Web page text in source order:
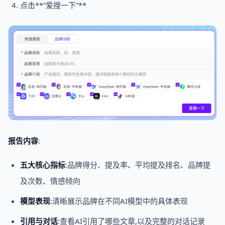
点击**“爱搜一下”**
报告内容:
五大核心指标:品牌得分、提及率、平均提及排名、品牌提
及次数、情感倾向
模型表现:清晰展示品牌在不同AI模型中的具体表现
引用与对话:查看AI引用了哪些文章,以及完整的对话记录